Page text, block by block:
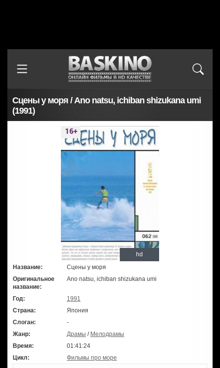
Сцены у моря / Ano natsu, ichiban shizukana umi
(1991)
hd
Название:
Сцены у моря
Оригинальное
название:
Ano natsu, ichiban shizukana umi
Год:
1991
Страна:
Япония
Слоган:
-
Жанр:
Драмы / Мелодрамы
Время:
01:41:24
Цикл:
Фильмы про море